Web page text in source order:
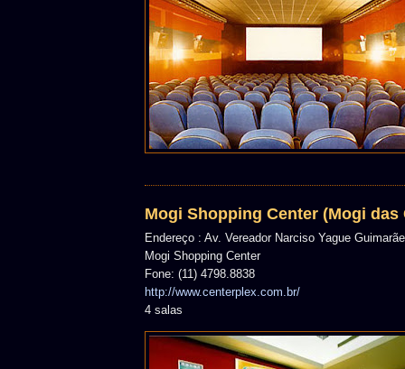
Mogi Shopping Center (Mogi das
Endereço : Av. Vereador Narciso Yague
Mogi Shopping Center
Fone: (11) 4798.8838
http://www.centerplex.com.br/
4 salas